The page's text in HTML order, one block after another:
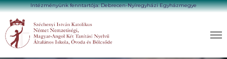
Intézményünk fenntartója: Debrecen-Nyíregyházi Egyházmegye